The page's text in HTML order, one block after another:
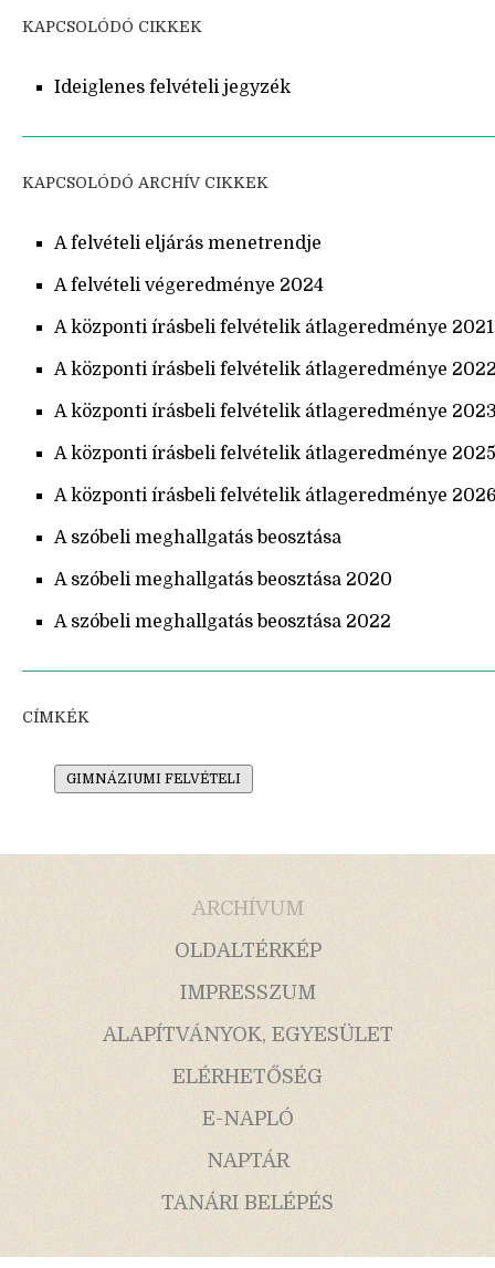
KAPCSOLÓDÓ CIKKEK
Ideiglenes felvételi jegyzék
KAPCSOLÓDÓ ARCHÍV CIKKEK
A felvételi eljárás menetrendje
A felvételi végeredménye 2024
A központi írásbeli felvételik átlageredménye 2021
A központi írásbeli felvételik átlageredménye
A központi írásbeli felvételik átlageredménye
A központi írásbeli felvételik átlageredménye 2025
A központi írásbeli felvételik átlageredménye
A szóbeli meghallgatás beosztása
A szóbeli meghallgatás beosztása 2020
A szóbeli meghallgatás beosztása 2022
CÍMKÉK
GIMNÁZIUMI FELVÉTELI
ARCHÍVUM
OLDALTÉRKÉP
IMPRESSZUM
ALAPÍTVÁNYOK, EGYESÜLET
ELÉRHETŐSÉG
E-NAPLÓ
NAPTÁR
TANÁRI BELÉPÉS